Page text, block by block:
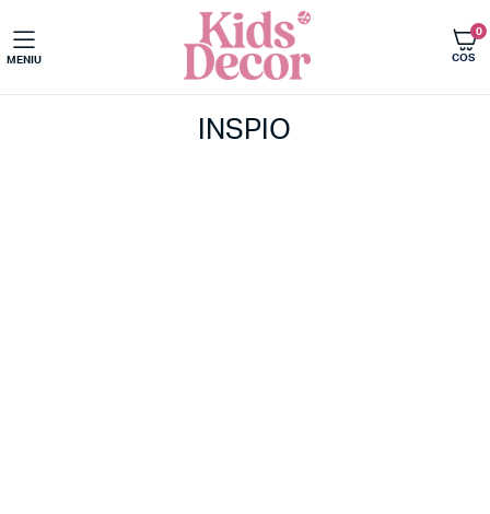
MENIU COS
0
INSPIO